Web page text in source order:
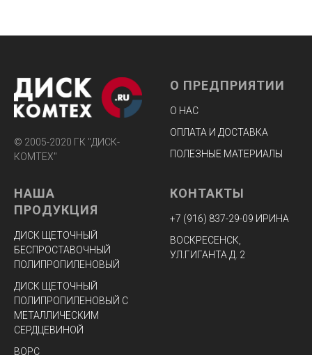
© 2005-2020 ГК "ДИСК-
КОМТЕХ"
О ПРЕДПРИЯТИИ
О НАС
ОПЛАТА И ДОСТАВКА
ПОЛЕЗНЫЕ МАТЕРИАЛЫ
НАША
ПРОДУКЦИЯ
ДИСК ЩЕТОЧНЫЙ
БЕСПРОСТАВОЧНЫЙ
ПОЛИПРОПИЛЕНОВЫЙ
ДИСК ЩЕТОЧНЫЙ
ПОЛИПРОПИЛЕНОВЫЙ С
МЕТАЛЛИЧЕСКИМ
СЕРДЦЕВИНОЙ
ВОРС
КОНТАКТЫ
+7 (916) 837-29-09 ИРИНА
ВОСКРЕСЕНСК,
УЛ.ГИГАНТА Д. 2